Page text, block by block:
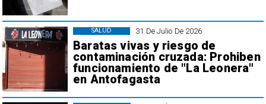
31 De Julio De 2026
Baratas vivas y riesgo de
contaminación cruzada: Prohiben
funcionamiento de "La Leonera"
en Antofagasta
SALUD